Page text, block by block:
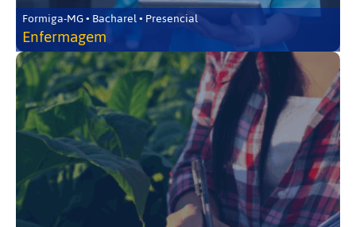
Formiga-MG • Bacharel • Presencial
Enfermagem